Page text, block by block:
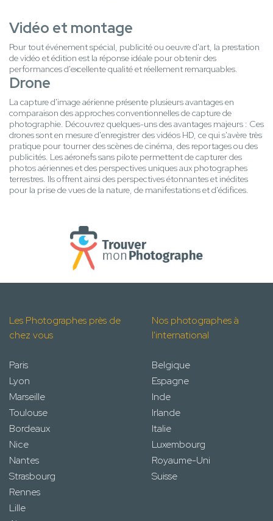
Vidéo et montage
Pour tout événement spécial, publicité ou oeuvre d'art, la prestation
de vidéo et édition est la réponse idéale pour obtenir des
performances d'excellente qualité et réellement remarquables.
Drone
La capture d'image aérienne présente plusieurs avantages en
comparaison des approches conventionnelles de capture de
photographie. Découvrez quelques-uns des avantages majeurs : Ces
drones sont en mesure d'enregistrer des vidéos HD, ce qui s'avère très
pratique pour tourner des scènes de cinéma, des reportages ou des
publicités. Les aéronefs sans pilote permettent de capturer des
photos aériennes et des perspectives uniques aux photographes
terrestres. Ils offrent ainsi des perspectives étonnantes et inédites
pour la prise de vues de la nature, de manifestations et d'édifices.
Les Photographes près de
chez vous
Paris
Lyon
Marseille
Toulouse
Bordeaux
Nice
Nantes
Strasbourg
Rennes
Lille
Nos photographes à
l'international
Belgique
Espagne
Inde
Irlande
Italie
Luxembourg
Royaume-Uni
Suisse